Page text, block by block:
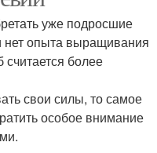
уже подросшие
нет опыта выращивания
считается более
свои силы, то самое
особое внимание